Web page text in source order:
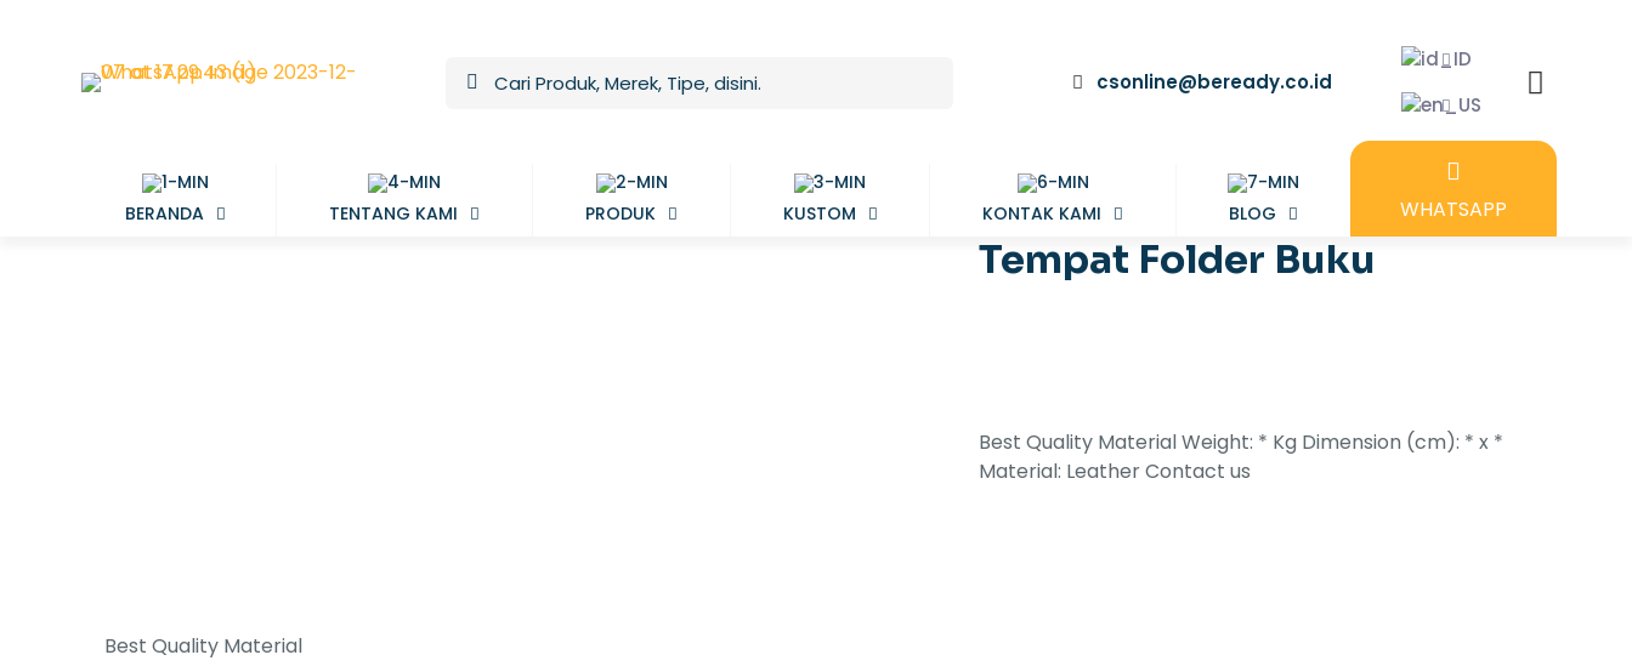
csonline@beready.co.id
BERANDA TENTANG KAMI PRODUK KUSTOM KONTAK KAMI BLOG WHATSAPP
Tempat Folder Buku
Best Quality Material Weight: * Kg Dimension (cm): * x *
Material: Leather Contact us
Best Quality Material